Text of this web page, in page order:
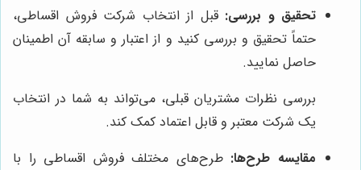
تحقیق و بررسی: قبل از انتخاب شرکت فروش اقساطی،
حتماً تحقیق و بررسی کنید و از اعتبار و سابقه آن اطمینان
حاصل نمایید.
بررسی نظرات مشتریان قبلی، می‌تواند به شما در انتخاب
یک شرکت معتبر و قابل اعتماد کمک کند.
مقایسه طرح‌ها: طرح‌های مختلف فروش اقساطی را با